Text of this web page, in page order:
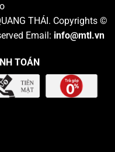
THÁI. Copyrights ©
Email: info@mtl.vn
TOÁN